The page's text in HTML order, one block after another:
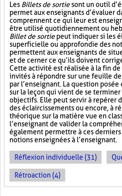
Les Billets de sortiesont un outil
permet aux enseignants d’évaluer
comprennent ce qui leur est
être utilisé quotidiennement ou
Billet de sortiepeut indiquer si les
superficielle ou approfondie des
permettent aux enseignants de
et de cerner ce qu’ils doivent
Cette activité est réalisée à la fin
invités à répondre sur une feuille
par l’enseignant. La question
sur la leçon qui vient de se
objectifs. Elle peut servir à repérer
des éclaircissements ou encore, à
théorique sur la matière vue en
l’enseignant de valider la
également permettre à ces
notions enseignées à l’enseignant.
Réflexion individuelle (31)
Rétroaction (4)